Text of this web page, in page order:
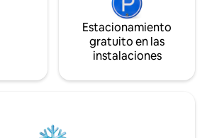
Estacionamiento
gratuito en las
instalaciones